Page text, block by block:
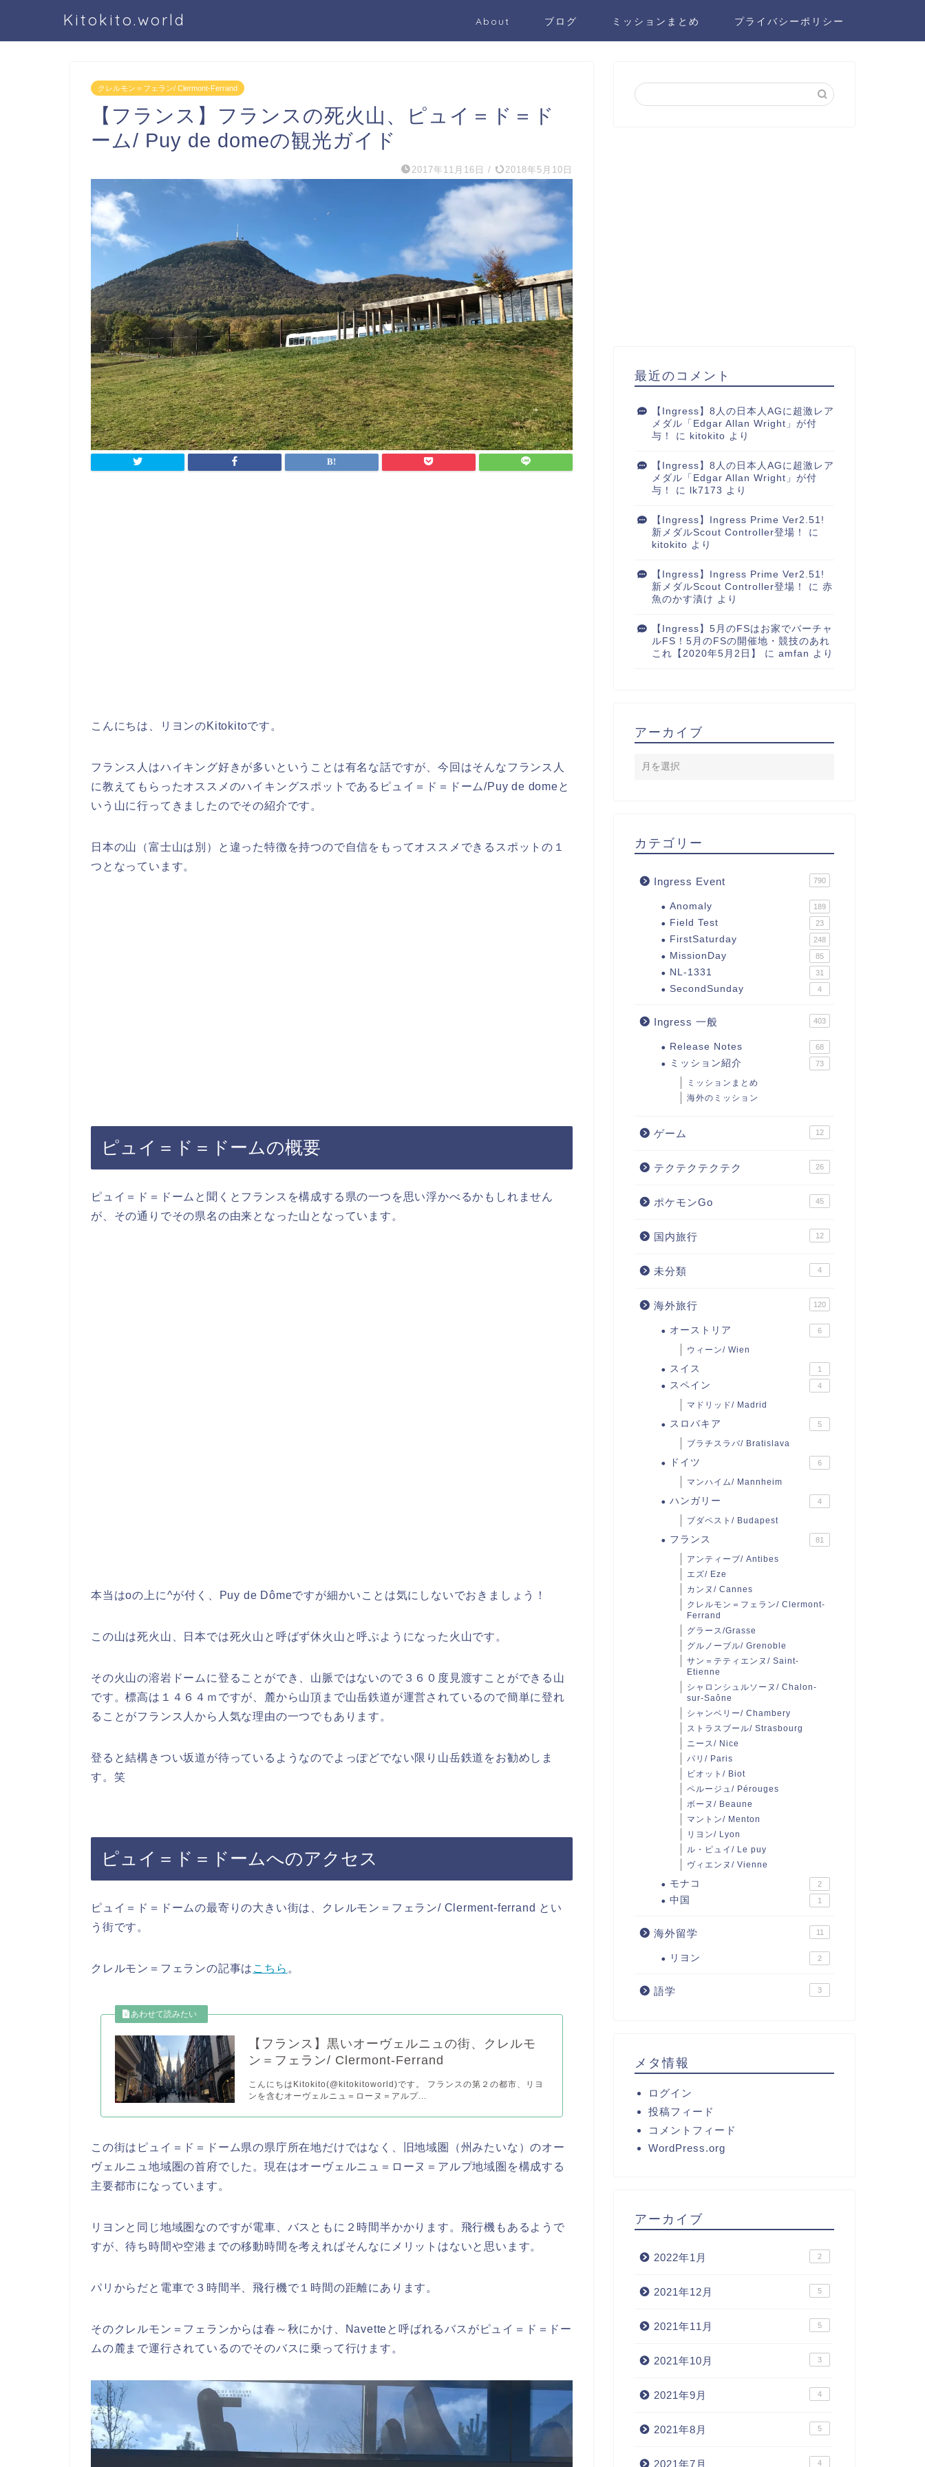
Kitokito.world About ブログ ミッションまとめ プライバシーポリシー
クレルモン＝フェラン/ Clermont-Ferrand
【フランス】フランスの死火山、ピュイ＝ド＝ド
ーム/ Puy de domeの観光ガイド
2017年11月16日 / 2018年5月10日
こんにちは、リヨンのKitokitoです。
フランス人はハイキング好きが多いということは有名な話ですが、今回はそんなフランス人
に教えてもらったオススメのハイキングスポットであるピュイ＝ド＝ドーム/Puy de domeと
いう山に行ってきましたのでその紹介です。
日本の山（富士山は別）と違った特徴を持つので自信をもってオススメできるスポットの１
つとなっています。
ピュイ＝ド＝ドームの概要
ピュイ＝ド＝ドームと聞くとフランスを構成する県の一つを思い浮かべるかもしれません
が、その通りでその県名の由来となった山となっています。
本当はoの上に^が付く、Puy de Dômeですが細かいことは気にしないでおきましょう！
この山は死火山、日本では死火山と呼ばず休火山と呼ぶようになった火山です。
その火山の溶岩ドームに登ることができ、山脈ではないので３６０度見渡すことができる山
です。標高は１４６４ｍですが、麓から山頂まで山岳鉄道が運営されているので簡単に登れ
ることがフランス人から人気な理由の一つでもあります。
登ると結構きつい坂道が待っているようなのでよっぽどでない限り山岳鉄道をお勧めしま
す。笑
ピュイ＝ド＝ドームへのアクセス
ピュイ＝ド＝ドームの最寄りの大きい街は、クレルモン＝フェラン/ Clerment-ferrand とい
う街です。
クレルモン＝フェランの記事は こちら 。
【フランス】黒いオーヴェルニュの街、クレルモ
ン＝フェラン/ Clermont-Ferrand
こんにちはKitokito(@kitokitoworld)です。 フランスの第２の都市、リヨ
ンを含むオーヴェルニュ＝ローヌ＝アルプ...
この街はピュイ＝ド＝ドーム県の県庁所在地だけではなく、旧地域圏（州みたいな）のオー
ヴェルニュ地域圏の首府でした。現在はオーヴェルニュ＝ローヌ＝アルプ地域圏を構成する
主要都市になっています。
リヨンと同じ地域圏なのですが電車、バスともに２時間半かかります。飛行機もあるようで
すが、待ち時間や空港までの移動時間を考えればそんなにメリットはないと思います。
パリからだと電車で３時間半、飛行機で１時間の距離にあります。
そのクレルモン＝フェランからは春～秋にかけ、Navetteと呼ばれるバスがピュイ＝ド＝ドー
ムの麓まで運行されているのでそのバスに乗って行けます。
最近のコメント
【Ingress】8人の日本人AGに超激レア
メダル「Edgar Allan Wright」が付
与！
に kitokito より
【Ingress】8人の日本人AGに超激レア
メダル「Edgar Allan Wright」が付
与！
に lk7173 より
【Ingress】Ingress Prime Ver2.51!
新メダルScout Controller登場！
に
kitokito より
【Ingress】Ingress Prime Ver2.51!
新メダルScout Controller登場！
に 赤
魚のかす漬け より
【Ingress】5月のFSはお家でバーチャ
ルFS！5月のFSの開催地・競技のあれ
これ【2020年5月2日】
に amfan より
アーカイブ
カテゴリー
Ingress Event 790
Anomaly 189
Field Test 23
FirstSaturday 248
MissionDay 85
NL-1331 31
SecondSunday 4
Ingress 一般 403
Release Notes 68
ミッション紹介 73
ミッションまとめ
海外のミッション
ゲーム 12
テクテクテクテク 26
ポケモンGo 45
国内旅行 12
未分類 4
海外旅行 120
オーストリア 6
ウィーン/ Wien
スイス 1
スペイン 4
マドリッド/ Madrid
スロバキア 5
ブラチスラバ/ Bratislava
ドイツ 6
マンハイム/ Mannheim
ハンガリー 4
ブダペスト/ Budapest
フランス 81
アンティーブ/ Antibes
エズ/ Eze
カンヌ/ Cannes
クレルモン＝フェラン/ Clermont-
Ferrand
グラース/Grasse
グルノーブル/ Grenoble
サン＝テティエンヌ/ Saint-
Etienne
シャロンシュルソーヌ/ Chalon-
sur-Saône
シャンベリー/ Chambery
ストラスブール/ Strasbourg
ニース/ Nice
パリ/ Paris
ビオット/ Biot
ペルージュ/ Pérouges
ボーヌ/ Beaune
マントン/ Menton
リヨン/ Lyon
ル・ピュイ/ Le puy
ヴィエンヌ/ Vienne
モナコ 2
中国 1
海外留学 11
リヨン 2
語学 3
メタ情報
ログイン
投稿フィード
コメントフィード
WordPress.org
アーカイブ
2022年1月 2
2021年12月 5
2021年11月 5
2021年10月 3
2021年9月 4
2021年8月 5
2021年7月 4